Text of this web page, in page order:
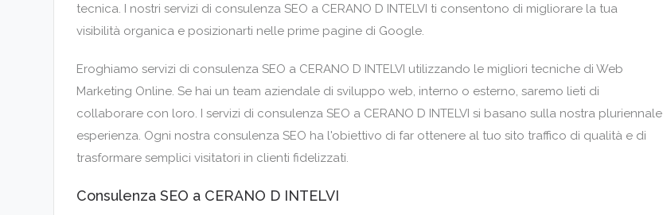
tecnica. I nostri servizi di consulenza SEO a CERANO D INTELVI ti consentono di migliorare la tua
visibilità organica e posizionarti nelle prime pagine di Google.
Eroghiamo servizi di consulenza SEO a CERANO D INTELVI utilizzando le migliori tecniche di Web
Marketing Online. Se hai un team aziendale di sviluppo web, interno o esterno, saremo lieti di
collaborare con loro. I servizi di consulenza SEO a CERANO D INTELVI si basano sulla nostra pluriennale
esperienza. Ogni nostra consulenza SEO ha l'obiettivo di far ottenere al tuo sito traffico di qualità e di
trasformare semplici visitatori in clienti fidelizzati.
Consulenza SEO a CERANO D INTELVI